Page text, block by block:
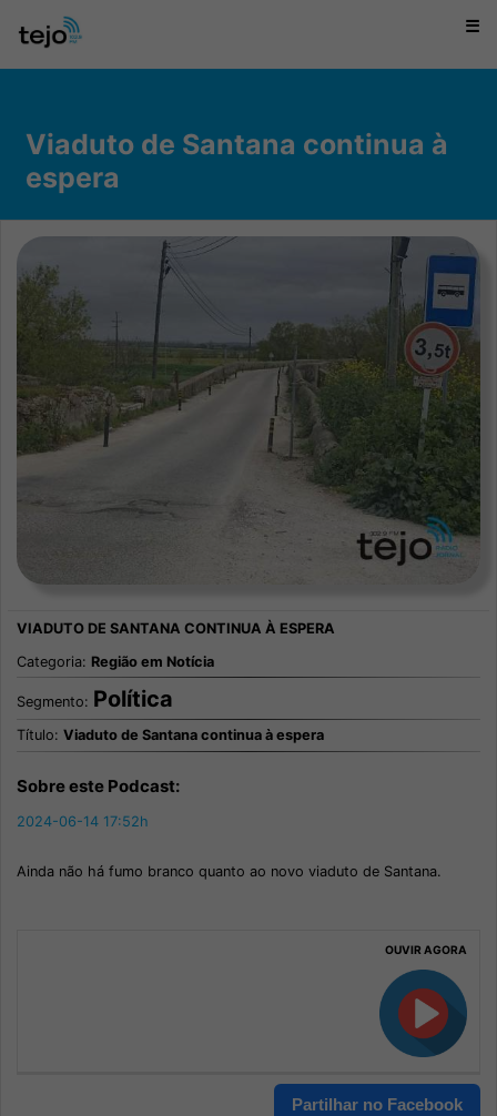
☰
Viaduto de Santana continua à
espera
Categoria: Região em Notícia
Segmento: Política
Título: Viaduto de Santana continua à espera
Sobre este Podcast:
2024-06-14 17:52h
Ainda não há fumo branco quanto ao novo viaduto de Santana.
OUVIR AGORA
Partilhar no Facebook